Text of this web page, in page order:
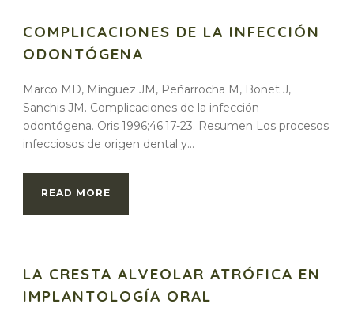
COMPLICACIONES DE LA INFECCIÓN
ODONTÓGENA
Marco MD, Mínguez JM, Peñarrocha M, Bonet J,
Sanchis JM. Complicaciones de la infección
odontógena. Oris 1996;46:17-23. Resumen Los procesos
infecciosos de origen dental y...
READ MORE
LA CRESTA ALVEOLAR ATRÓFICA EN
IMPLANTOLOGÍA ORAL